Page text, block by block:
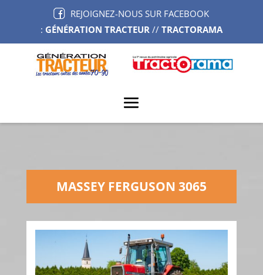
REJOIGNEZ-NOUS SUR FACEBOOK
: GÉNÉRATION TRACTEUR// TRACTORAMA
MASSEY FERGUSON 3065